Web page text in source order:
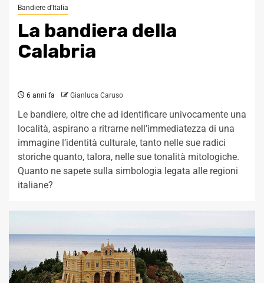
Bandiere d'Italia
La bandiera della
Calabria
6 anni fa Gianluca Caruso
Le bandiere, oltre che ad identificare univocamente una
località, aspirano a ritrarne nell’immediatezza di una
immagine l’identità culturale, tanto nelle sue radici
storiche quanto, talora, nelle sue tonalità mitologiche.
Quanto ne sapete sulla simbologia legata alle regioni
italiane?